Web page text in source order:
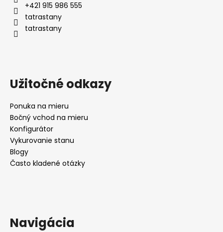
+421 915 986 555
tatrastany
tatrastany
Užitočné odkazy
Ponuka na mieru
Bočný vchod na mieru
Konfigurátor
Vykurovanie stanu
Blogy
Často kladené otázky
Navigácia